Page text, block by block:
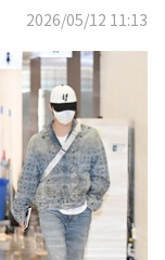
2026/05/12 11:13